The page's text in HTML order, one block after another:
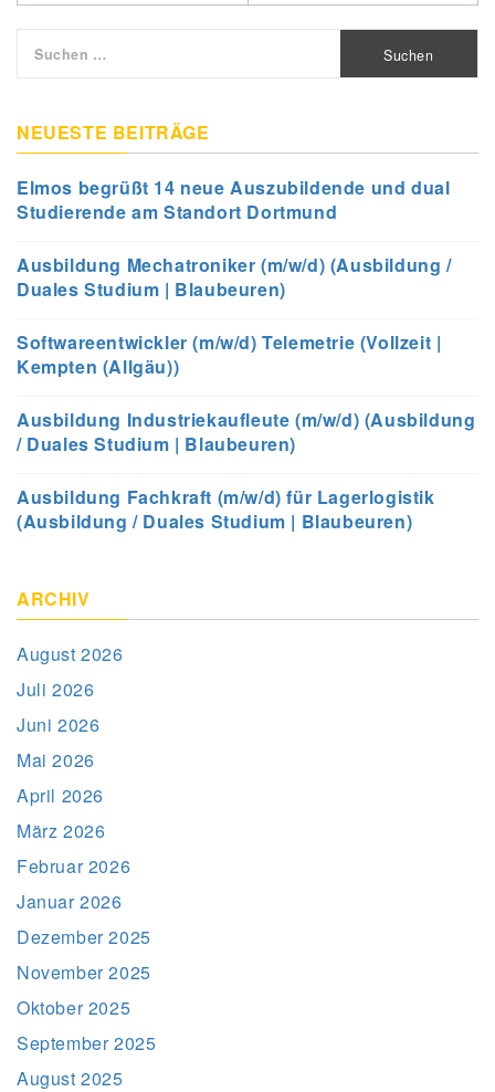
nach:
NEUESTE BEITRÄGE
Elmos begrüßt 14 neue Auszubildende und dual
Studierende am Standort Dortmund
Ausbildung Mechatroniker (m/w/d) (Ausbildung /
Duales Studium | Blaubeuren)
Softwareentwickler (m/w/d) Telemetrie (Vollzeit |
Kempten (Allgäu))
Ausbildung Industriekaufleute (m/w/d) (Ausbildung
/ Duales Studium | Blaubeuren)
Ausbildung Fachkraft (m/w/d) für Lagerlogistik
(Ausbildung / Duales Studium | Blaubeuren)
ARCHIV
August 2026
Juli 2026
Juni 2026
Mai 2026
April 2026
März 2026
Februar 2026
Januar 2026
Dezember 2025
November 2025
Oktober 2025
September 2025
August 2025